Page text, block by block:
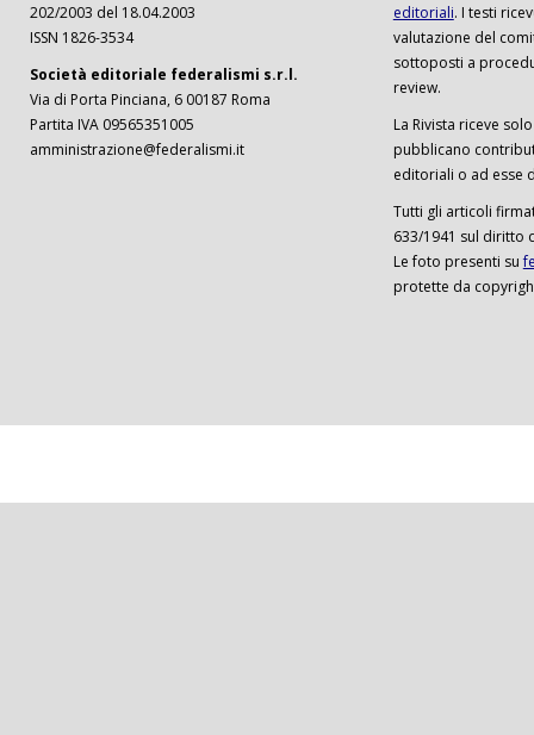
202/2003 del 18.04.2003
ISSN 1826-3534
Società editoriale federalismi s.r.l.
Via di Porta Pinciana, 6 00187 Roma
Partita IVA 09565351005
amministrazione@federalismi.it
editoriali. I testi
valutazione del
sottoposti a
review.
La Rivista riceve
pubblicano
editoriali o ad esse
Tutti gli articoli
633/1941 sul diritto
Le foto presenti su
protette da